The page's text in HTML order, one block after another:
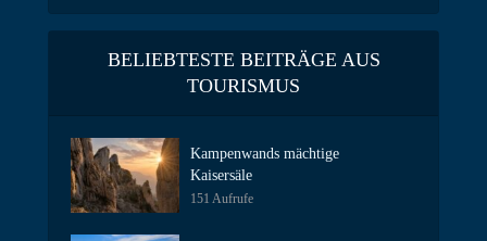
BELIEBTESTE BEITRÄGE AUS
TOURISMUS
Kampenwands mächtige
Kaisersäle
151 Aufrufe